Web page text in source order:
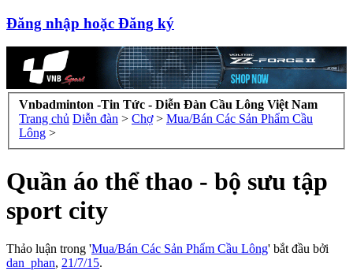
Đăng nhập hoặc Đăng ký
Vnbadminton -Tin Tức - Diễn Đàn Cầu Lông Việt Nam
Trang chủ Diễn đàn > Chợ > Mua/Bán Các Sản Phẩm Cầu
Lông >
Quần áo thể thao - bộ sưu tập
sport city
Thảo luận trong 'Mua/Bán Các Sản Phẩm Cầu Lông' bắt đầu bởi
dan_phan, 21/7/15.